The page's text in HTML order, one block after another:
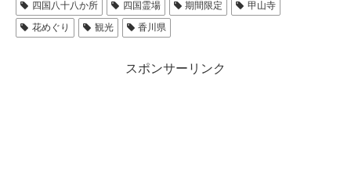
四国八十八か所 四国霊場 期間限定
甲山寺
花めぐり
観光 香川県
スポンサーリンク